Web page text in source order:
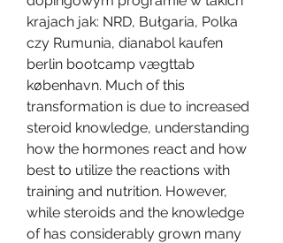
krajach jak: NRD, Bułgaria, Polka
czy Rumunia, dianabol kaufen
berlin bootcamp vægttab
københavn. Much of this
transformation is due to increased
steroid knowledge, understanding
how the hormones react and how
best to utilize the reactions with
training and nutrition. However,
while steroids and the knowledge
of has considerably grown many